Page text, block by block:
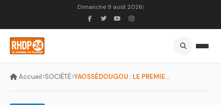
Dimanche 9 août 2026|
Accueil SOCIÉTÉ YAOSSÉDOUGOU : LE PREMIER SOUS-PRÉFET OFFICIELLEMENT INSTALL...